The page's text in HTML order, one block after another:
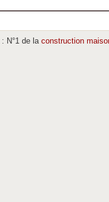
N°1 de laconstruction